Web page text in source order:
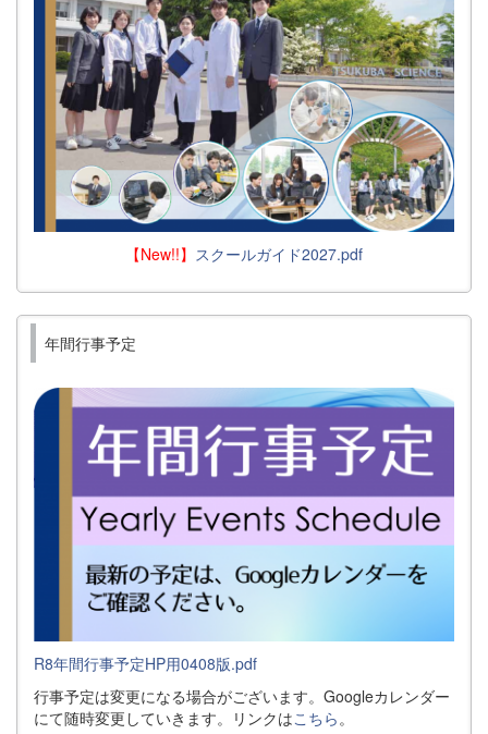
【New!!】 スクールガイド2027.pdf
年間行事予定
R8年間行事予定HP用0408版.pdf
行事予定は変更になる場合がございます。Googleカレンダー
にて随時変更していきます。リンクはこちら。